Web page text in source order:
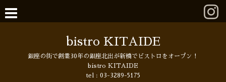
bistro KITAIDE
銀座の街で創業30年の銀座北出が新橋でビストロをオープン！
bistro KITAIDE
tel : 03-3289-5175